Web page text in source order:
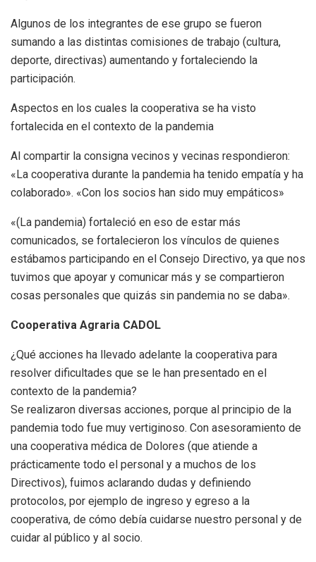
Algunos de los integrantes de ese grupo se fueron
sumando a las distintas comisiones de trabajo (cultura,
deporte, directivas) aumentando y fortaleciendo la
participación.
Aspectos en los cuales la cooperativa se ha visto
fortalecida en el contexto de la pandemia
Al compartir la consigna vecinos y vecinas respondieron:
«La cooperativa durante la pandemia ha tenido empatía y ha
colaborado». «Con los socios han sido muy empáticos»
«(La pandemia) fortaleció en eso de estar más
comunicados, se fortalecieron los vínculos de quienes
estábamos participando en el Consejo Directivo, ya que nos
tuvimos que apoyar y comunicar más y se compartieron
cosas personales que quizás sin pandemia no se daba».
Cooperativa Agraria CADOL
¿Qué acciones ha llevado adelante la cooperativa para
resolver dificultades que se le han presentado en el
contexto de la pandemia?
Se realizaron diversas acciones, porque al principio de la
pandemia todo fue muy vertiginoso. Con asesoramiento de
una cooperativa médica de Dolores (que atiende a
prácticamente todo el personal y a muchos de los
Directivos), fuimos aclarando dudas y definiendo
protocolos, por ejemplo de ingreso y egreso a la
cooperativa, de cómo debía cuidarse nuestro personal y de
cuidar al público y al socio.